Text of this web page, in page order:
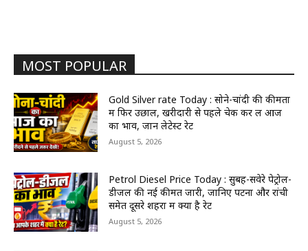
MOST POPULAR
Gold Silver rate Today : सोने-चांदी की कीमतों
में फिर उछाल, खरीदारी से पहले चेक कर लें आज
का भाव, जानें लेटेस्ट रेट
August 5, 2026
Petrol Diesel Price Today : सुबह-सवेरे पेट्रोल-
डीजल की नई कीमतें जारी, जानिए पटना और रांची
समेत दूसरे शहरों में क्या है रेट
August 5, 2026